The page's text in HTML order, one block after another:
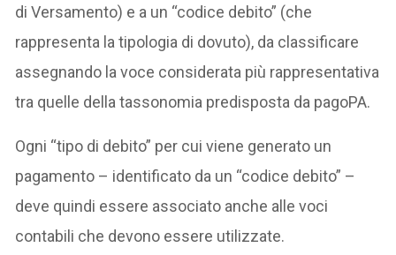
di Versamento) e a un “codice debito” (che
rappresenta la tipologia di dovuto), da classificare
assegnando la voce considerata più rappresentativa
tra quelle della tassonomia predisposta da pagoPA.
Ogni “tipo di debito” per cui viene generato un
pagamento – identificato da un “codice debito” –
deve quindi essere associato anche alle voci
contabili che devono essere utilizzate.